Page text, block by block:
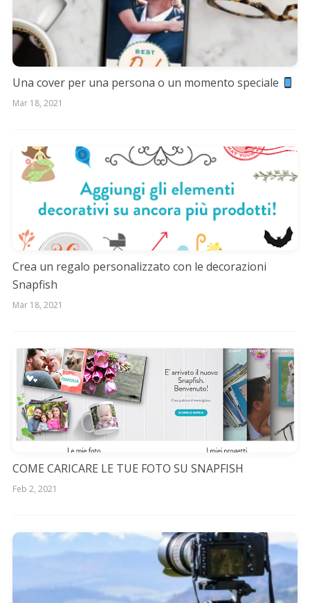
Una cover per una persona o un momento speciale
Mar 18, 2021
Crea un regalo personalizzato con le decorazioni
Snapfish
Mar 18, 2021
COME CARICARE LE TUE FOTO SU SNAPFISH
Feb 2, 2021